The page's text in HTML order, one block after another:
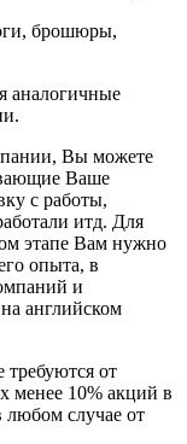
брошюры,
аналогичные
Вы можете
Ваше
с работы,
итд. Для
этапе Вам нужно
опыта, в
и
английском
требуются от
менее 10% акций в
любом случае от